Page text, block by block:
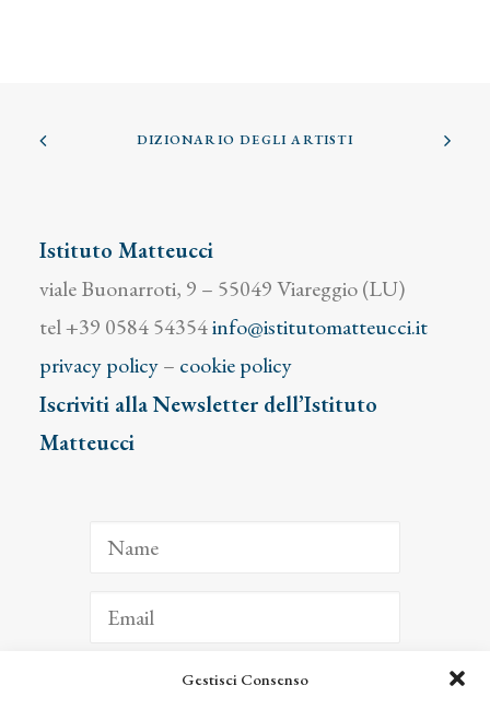
Gestisci Consenso
DIZIONARIO DEGLI ARTISTI
Istituto Matteucci
viale Buonarroti, 9 – 55049 Viareggio (LU)
tel +39 0584 54354info@istitutomatteucci.it
privacy policy– cookie policy
Iscriviti alla Newsletter dell’Istituto
Matteucci
ISCRIVITI